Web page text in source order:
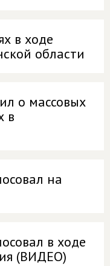
в ходе
области
о массовых
в
на
в ходе
(ВИДЕО)